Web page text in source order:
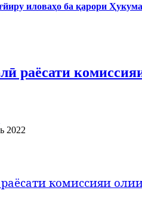
иловаҳо ба қарори
раёсати
2022
комиссияи